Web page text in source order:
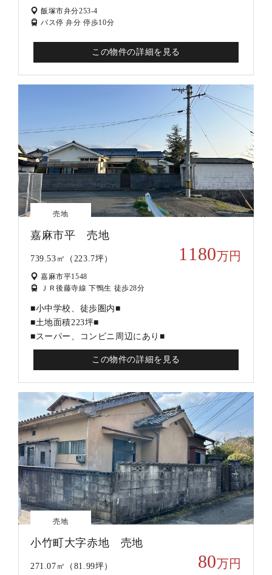
飯塚市弁分253-4
バス停 弁分 停歩10分
この物件の詳細を見る
売地
嘉麻市平 売地
739.53㎡（223.7坪） 1180万円
嘉麻市平1548
ＪＲ後藤寺線 下鴨生 徒歩28分
■小中学校、徒歩圏内■
■土地面積223坪■
■スーパー、コンビニ周辺にあり■
この物件の詳細を見る
売地
小竹町大字赤地 売地
271.07㎡（81.99坪） 80万円